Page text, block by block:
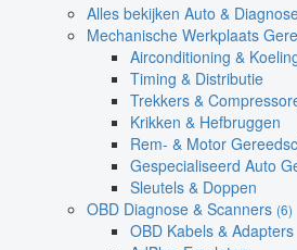
Alles bekijken Auto &
Mechanische Werkplaats
Airconditioning &
Timing & Distributie
Trekkers &
Krikken & Hefbruggen
Rem- & Motor
Gespecialiseerd Auto
Sleutels & Doppen
OBD Diagnose & Scanners (6)
OBD Kabels & Adapters